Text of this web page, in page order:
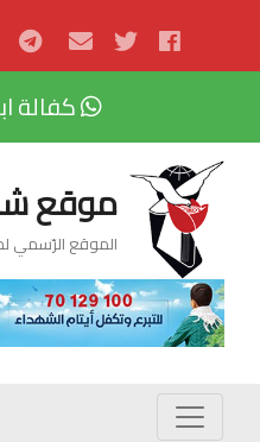
كفالة
موقع
الموقع الرّسمي